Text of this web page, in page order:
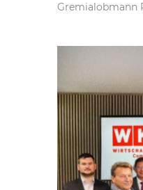
Gremialobmann